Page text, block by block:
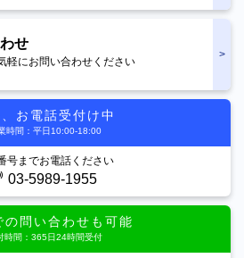
せ
軽にお問い合わせください
お電話受付け中
時間：平日10:00-18:00
号までお電話ください
03-5989-1955
の問い合わせも可能
時間：365日24時間受付